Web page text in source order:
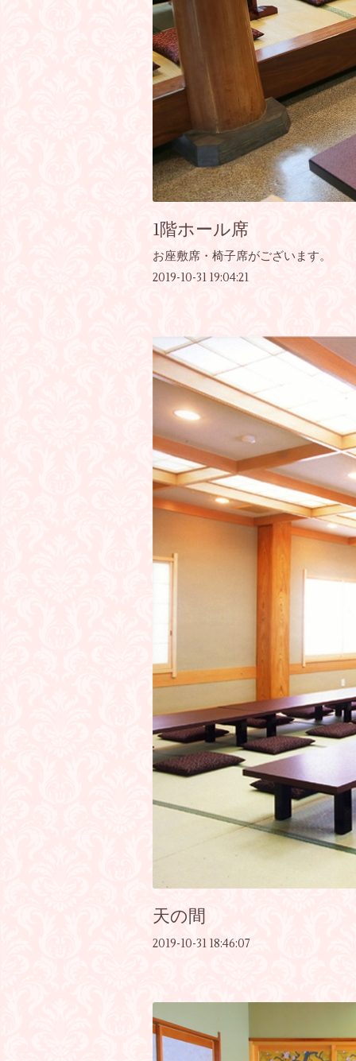
1階ホール席
お座敷席・椅子席がございます。
2019-10-31 19:04:21
天の間
2019-10-31 18:46:07